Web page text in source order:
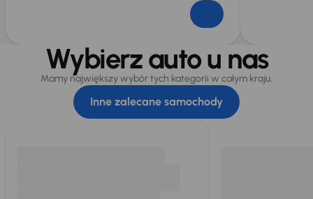
Wybierz auto u nas
Mamy największy wybór tych kategorii w całym kraju.
Inne zalecane samochody